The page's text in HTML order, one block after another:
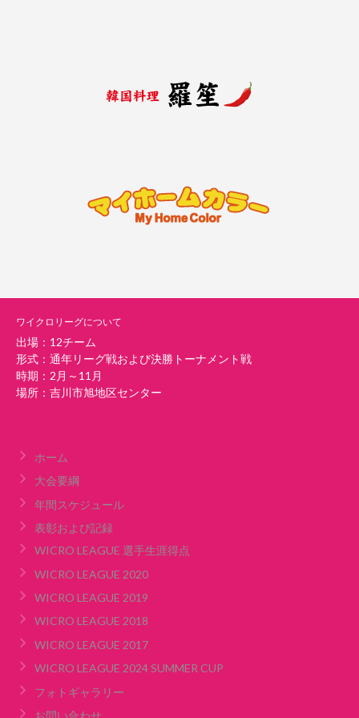
ワイクロリーグについて
出場：12チーム
形式：通年リーグ戦および決勝トーナメント戦
時期：2月～11月
場所：吉川市旭地区センター
ホーム
大会要綱
年間スケジュール
表彰および記録
WICRO LEAGUE 選手生涯得点
WICRO LEAGUE 2020
WICRO LEAGUE 2019
WICRO LEAGUE 2018
WICRO LEAGUE 2017
WICRO LEAGUE 2024 SUMMER CUP
フォトギャラリー
お問い合わせ